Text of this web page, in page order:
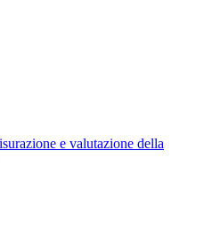
e valutazione della